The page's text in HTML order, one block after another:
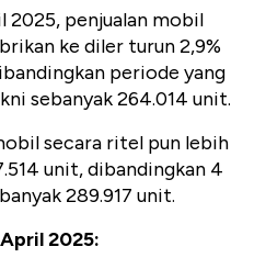
2025, penjualan mobil
ke diler turun 2,9%
periode yang
sebanyak 264.014 unit.
secara ritel pun lebih
unit, dibandingkan 4
289.917 unit.
2025: